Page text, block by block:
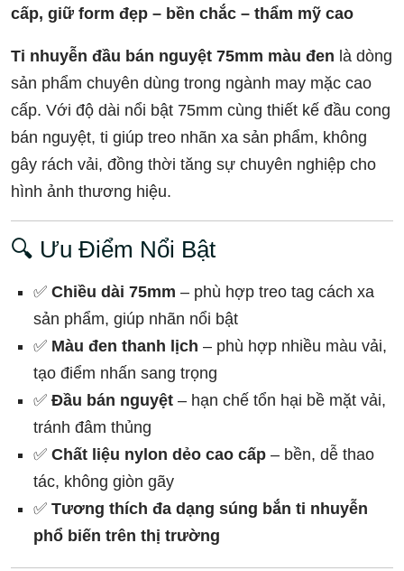
cấp, giữ form đẹp – bền chắc – thẩm mỹ cao
Ti nhuyễn đầu bán nguyệt 75mm màu đen là dòng
sản phẩm chuyên dùng trong ngành may mặc cao
cấp. Với độ dài nổi bật 75mm cùng thiết kế đầu cong
bán nguyệt, ti giúp treo nhãn xa sản phẩm, không
gây rách vải, đồng thời tăng sự chuyên nghiệp cho
hình ảnh thương hiệu.
🔍 Ưu Điểm Nổi Bật
✅ Chiều dài 75mm – phù hợp treo tag cách xa
sản phẩm, giúp nhãn nổi bật
✅ Màu đen thanh lịch – phù hợp nhiều màu vải,
tạo điểm nhấn sang trọng
✅ Đầu bán nguyệt – hạn chế tổn hại bề mặt vải,
tránh đâm thủng
✅ Chất liệu nylon dẻo cao cấp – bền, dễ thao
tác, không giòn gãy
✅ Tương thích đa dạng súng bắn ti nhuyễn
phổ biến trên thị trường